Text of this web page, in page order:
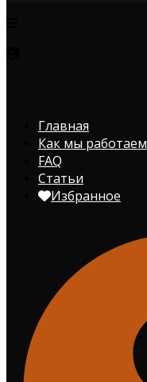
Главная
Как мы работаем
FAQ
Статьи
Избранное